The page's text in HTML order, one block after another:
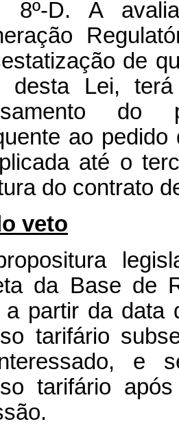
8º-D. A
de
desta Lei,
do
ao
até o
do contrato
veto
da Base de
a partir da data
tarifário
e
tarifário